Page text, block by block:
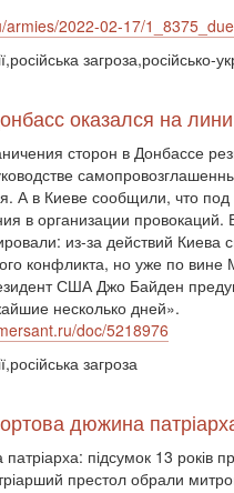
armies/2022-02-17/
загроза,російсько-
оказался на
сторон в Донбассе
А в Киеве сообщили, что
в организации
из-за действий
конфликта, но уже по вине
США Джо Байден
несколько дней».
doc/5218976
загроза
дюжина
підсумок 13 років
престол обрали